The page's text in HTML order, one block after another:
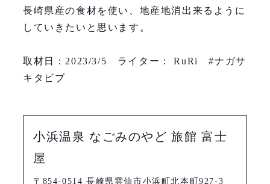
長崎県産の食材を使い、地産地消出来るように
していきたいと思います。
取材日：2023/3/5 ライター： RuRi #ナガサ
キタビブ
小浜温泉 なごみのやど 旅館 富士
屋
〒854-0514 長崎県雲仙市小浜町北本町927-3